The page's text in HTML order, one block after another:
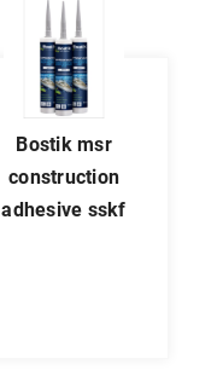
bostik msr
construction
adhesive sskf